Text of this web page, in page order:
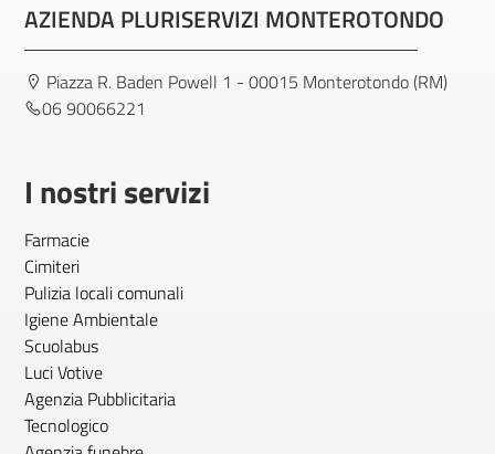
AZIENDA PLURISERVIZI MONTEROTONDO
Piazza R. Baden Powell 1 - 00015 Monterotondo (RM)
06 90066221
I nostri servizi
Farmacie
Cimiteri
Pulizia locali comunali
Igiene Ambientale
Scuolabus
Luci Votive
Agenzia Pubblicitaria
Tecnologico